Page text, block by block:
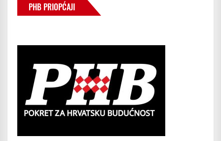
PHB PRIOPĆAJI